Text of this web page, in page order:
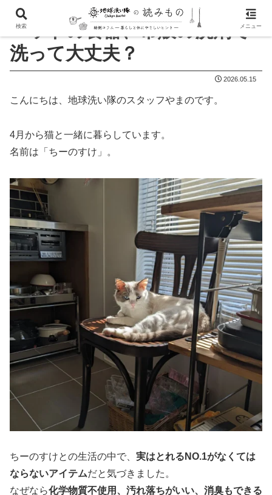
ペットの食器、市販の洗剤で
洗って大丈夫？
2026.05.15
こんにちは、地球洗い隊のスタッフやまのです。
4月から猫と一緒に暮らしています。
名前は「ちーのすけ」。
ちーのすけとの生活の中で、 実はとれるNO.1がなくては
ならないアイテムだと気づきました。
なぜなら化学物質不使用、汚れ落ちがいい、消臭もできる
検索 メニュー